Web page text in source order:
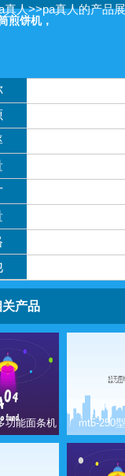
真人>>pa真人的产品
煎饼机，
产品
功能面条机 mt5-250